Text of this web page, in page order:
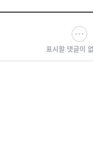
표시할 댓글이